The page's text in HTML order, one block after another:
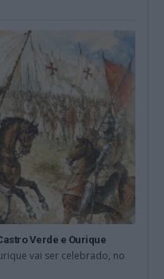
Verde e Ourique
vai ser celebrado, no